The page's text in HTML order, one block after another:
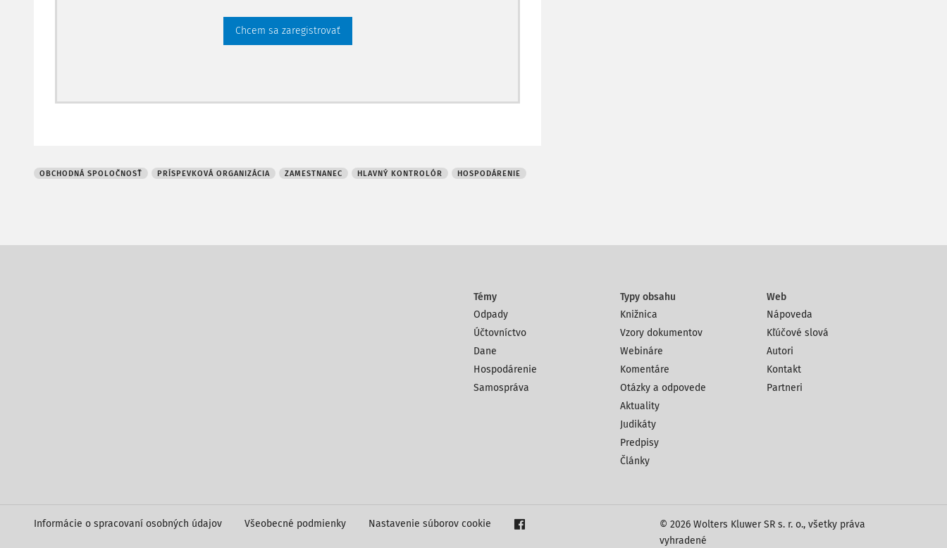
Chcem sa zaregistrovať
OBCHODNÁ SPOLOČNOSŤ PRÍSPEVKOVÁ ORGANIZÁCIA ZAMESTNANEC HLAVNÝ KONTROLÓR HOSPODÁRENIE
Témy
Odpady
Účtovníctvo
Dane
Hospodárenie
Samospráva
Typy obsahu
Knižnica
Vzory dokumentov
Webináre
Komentáre
Otázky a odpovede
Aktuality
Judikáty
Predpisy
Články
Web
Nápoveda
Kľúčové slová
Autori
Kontakt
Partneri
© 2026 Wolters Kluwer SR s. r. o., všetky práva
vyhradené
Informácie o spracovaní osobných údajov Všeobecné podmienky Nastavenie súborov cookie